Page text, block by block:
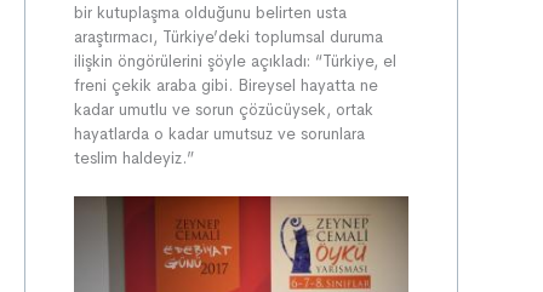
bir kutuplaşma olduğunu belirten usta
araştırmacı, Türkiye’deki toplumsal duruma
ilişkin öngörülerini şöyle açıkladı: “Türkiye, el
freni çekik araba gibi. Bireysel hayatta ne
kadar umutlu ve sorun çözücüysek, ortak
hayatlarda o kadar umutsuz ve sorunlara
teslim haldeyiz.”